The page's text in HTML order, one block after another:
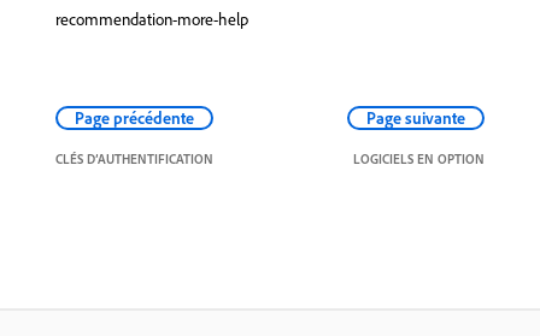
recommendation-more-help
Page précédente
CLÉS D’AUTHENTIFICATION
Page suivante
LOGICIELS EN OPTION